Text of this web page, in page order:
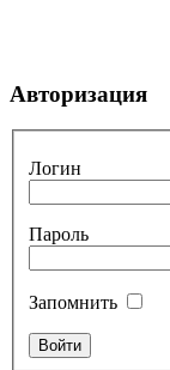
Авторизация
Логин
Пароль
Запомнить